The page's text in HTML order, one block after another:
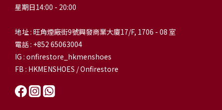
星期日14:00 - 20:00
地址 : 旺角煙廠街9號興發商業大廈17/F, 1706 - 08 室
電話 : +852 65063004
IG : onfirestore_hkmenshoes
FB : HKMENSHOES / Onfirestore